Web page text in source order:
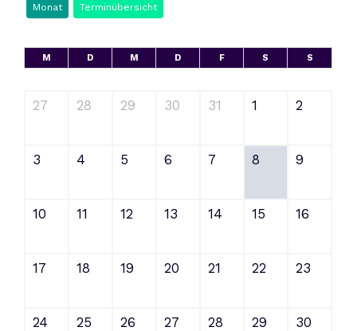
Monat Terminübersicht
M D M D F S S
27 28 29 30 31 1 2
3 4 5 6 7 8 9
10 11 12 13 14 15 16
17 18 19 20 21 22 23
24 25 26 27 28 29 30